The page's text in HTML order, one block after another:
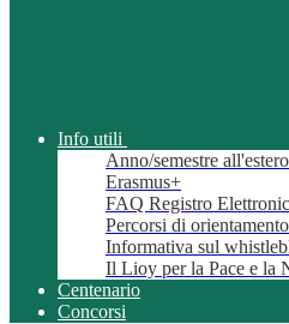
Info utili
Anno/semestre all'estero
Erasmus+
FAQ Registro
Percorsi di orientamento
Informativa sul
Il Lioy per la Pace e la
Centenario
Concorsi